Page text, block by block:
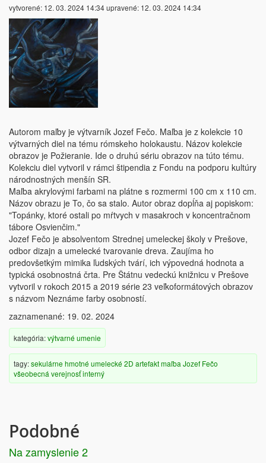
vytvorené: 12. 03. 2024 14:34upravené: 12. 03. 2024 14:34
Autorom maľby je výtvarník Jozef Fečo. Maľba je z kolekcie 10
výtvarných diel na tému rómskeho holokaustu. Názov kolekcie
obrazov je Požieranie. Ide o druhú sériu obrazov na túto tému.
Kolekciu diel vytvoril v rámci štipendia z Fondu na podporu kultúry
národnostných menšín SR.
Maľba akrylovými farbami na plátne s rozmermi 100 cm x 110 cm.
Názov obrazu je To, čo sa stalo. Autor obraz dopĺňa aj popiskom:
"Topánky, ktoré ostali po mŕtvych v masakroch v koncentračnom
tábore Osvienčim."
Jozef Fečo je absolventom Strednej umeleckej školy v Prešove,
odbor dizajn a umelecké tvarovanie dreva. Zaujíma ho
predovšetkým mimika ľudských tvárí, ich výpovedná hodnota a
typická osobnostná črta. Pre Štátnu vedeckú knižnicu v Prešove
vytvoril v rokoch 2015 a 2019 série 23 veľkoformátových obrazov
s názvom Neznáme farby osobností.
zaznamenané: 19. 02. 2024
kategória:výtvarné umenie
tagy:sekulárne hmotné umelecké 2D artefaktmaľba Jozef Fečo
všeobecná verejnosťinterný
Podobné
Na zamyslenie 2